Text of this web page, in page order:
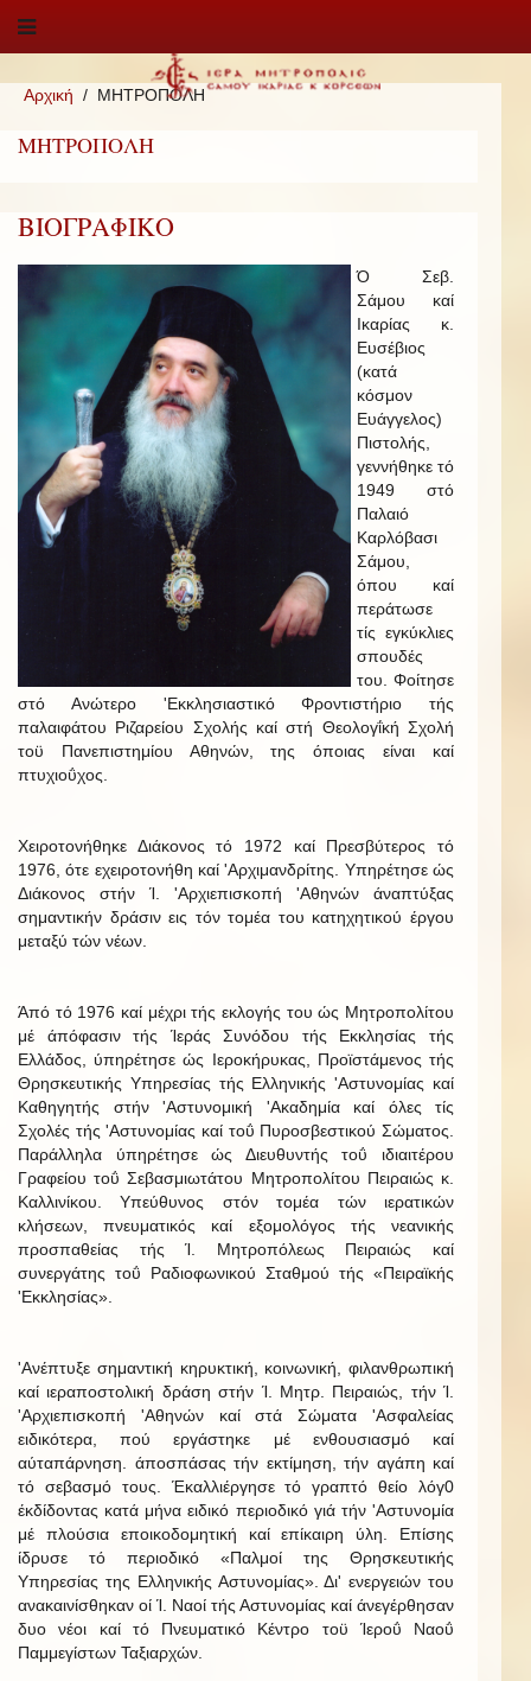
Αρχική ΜΗΤΡΟΠΟΛΗ
ΜΗΤΡΟΠΟΛΗ
ΒΙΟΓΡΑΦΙΚΟ
Ό Σεβ.
Σάμου καί
Ικαρίας κ.
Ευσέβιος
(κατά
κόσμον
Ευάγγελος)
Πιστολής,
γεννήθηκε τό
1949 στό
Παλαιό
Καρλόβασι
Σάμου,
όπου καί
περάτωσε
τίς εγκύκλιες
σπουδές
του. Φοίτησε
στό Ανώτερο 'Εκκλησιαστικό Φροντιστήριο τής
παλαιφάτου Ριζαρείου Σχολής καί στή Θεολογΐκή Σχολή
τοϋ Πανεπιστημίου Αθηνών, της όποιας είναι καί
πτυχιοΰχος.
Χειροτονήθηκε Διάκονος τό 1972 καί Πρεσβύτερος τό
1976, ότε εχειροτονήθη καί 'Αρχιμανδρίτης. Υπηρέτησε ώς
Διάκονος στήν Ί. 'Αρχιεπισκοπή 'Αθηνών άναπτύξας
σημαντικήν δράσιν εις τόν τομέα του κατηχητικού έργου
μεταξύ τών νέων.
Άπό τό 1976 καί μέχρι τής εκλογής του ώς Μητροπολίτου
μέ άπόφασιν τής Ίεράς Συνόδου τής Εκκλησίας τής
Ελλάδος, ύπηρέτησε ώς Ιεροκήρυκας, Προϊστάμενος τής
Θρησκευτικής Υπηρεσίας τής Ελληνικής 'Αστυνομίας καί
Καθηγητής στήν 'Αστυνομική 'Ακαδημία καί όλες τίς
Σχολές τής 'Αστυνομίας καί τοΰ Πυροσβεστικού Σώματος.
Παράλληλα ύπηρέτησε ώς Διευθυντής τοΰ ιδιαιτέρου
Γραφείου τοΰ Σεβασμιωτάτου Μητροπολίτου Πειραιώς κ.
Καλλινίκου. Υπεύθυνος στόν τομέα τών ιερατικών
κλήσεων, πνευματικός καί εξομολόγος τής νεανικής
προσπαθείας τής Ί. Μητροπόλεως Πειραιώς καί
συνεργάτης τοΰ Ραδιοφωνικού Σταθμού τής «Πειραϊκής
'Εκκλησίας».
'Ανέπτυξε σημαντική κηρυκτική, κοινωνική, φιλανθρωπική
καί ιεραποστολική δράση στήν Ί. Μητρ. Πειραιώς, τήν Ί.
'Αρχιεπισκοπή 'Αθηνών καί στά Σώματα 'Ασφαλείας
ειδικότερα, πού εργάστηκε μέ ενθουσιασμό καί
αύταπάρνηση. άποσπάσας τήν εκτίμηση, τήν αγάπη καί
τό σεβασμό τους. Έκαλλιέργησε τό γραπτό θείο λόγ0
έκδίδοντας κατά μήνα ειδικό περιοδικό γιά τήν 'Αστυνομία
μέ πλούσια εποικοδομητική καί επίκαιρη ύλη. Επίσης
ίδρυσε τό περιοδικό «Παλμοί της Θρησκευτικής
Υπηρεσίας της Ελληνικής Αστυνομίας». Δι' ενεργειών του
ανακαινίσθηκαν οί Ί. Ναοί τής Αστυνομίας καί άνεγέρθησαν
δυο νέοι καί τό Πνευματικό Κέντρο τοϋ Ίεροΰ Ναοΰ
Παμμεγίστων Ταξιαρχών.